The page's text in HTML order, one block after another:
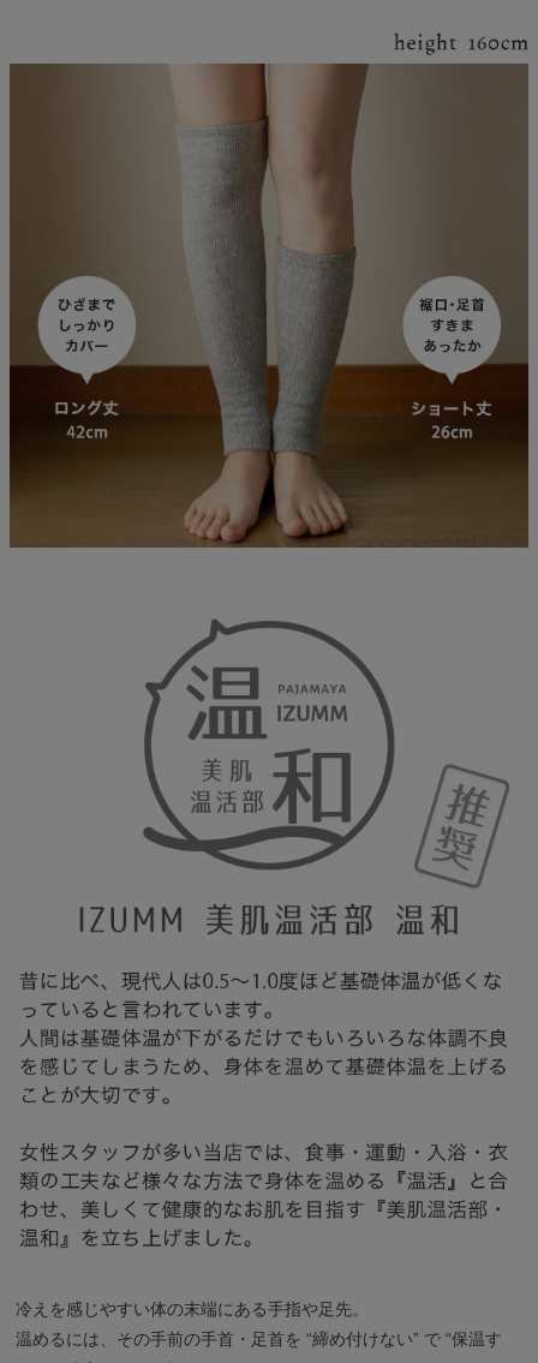
冷えを感じやすい体の末端にある手指や足先。
温めるには、その手前の手首・足首を “締め付けない” で “保温す